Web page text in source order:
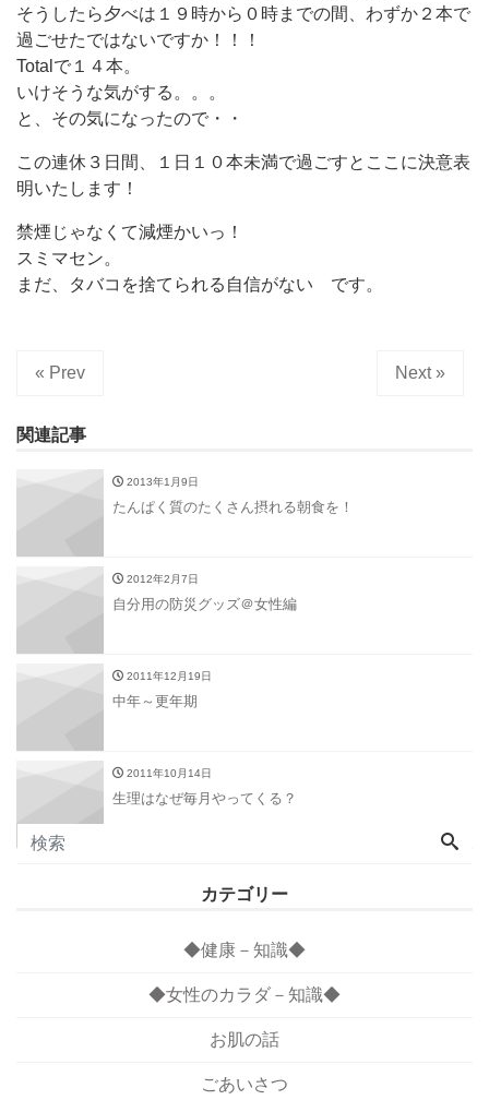
そうしたら夕べは１９時から０時までの間、わずか２本で
過ごせたではないですか！！！
Totalで１４本。
いけそうな気がする。。。
と、その気になったので・・
この連休３日間、１日１０本未満で過ごすとここに決意表
明いたします！
禁煙じゃなくて減煙かいっ！
スミマセン。
まだ、タバコを捨てられる自信がない です。
« Prev Next »
関連記事
2013年1月9日
たんぱく質のたくさん摂れる朝食を！
2012年2月7日
自分用の防災グッズ＠女性編
2011年12月19日
中年～更年期
2011年10月14日
生理はなぜ毎月やってくる？
カテゴリー
◆健康－知識◆
◆女性のカラダ－知識◆
お肌の話
ごあいさつ